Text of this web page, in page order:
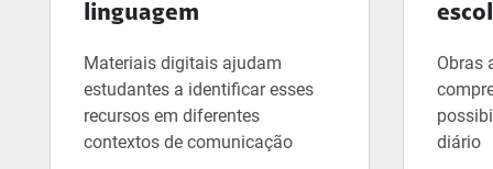
linguagem
Materiais digitais ajudam
estudantes a identificar esses
recursos em diferentes
contextos de comunicação
Obras
diário